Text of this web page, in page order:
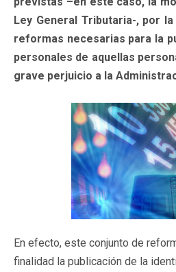
Ley General Tributaria-, por
reformas necesarias para la
personales de aquellas
grave perjuicio a la
En efecto, este conjunto de
finalidad la publicación de la